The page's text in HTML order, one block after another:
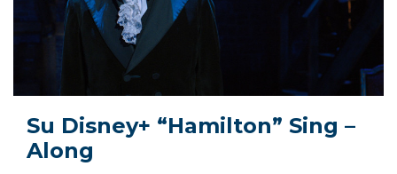
Su Disney+ “Hamilton” Sing –
Along